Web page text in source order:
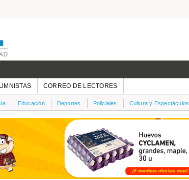
CORREO DE LECTORES
Educación Deportes Policiales Cultura y Espectáculos